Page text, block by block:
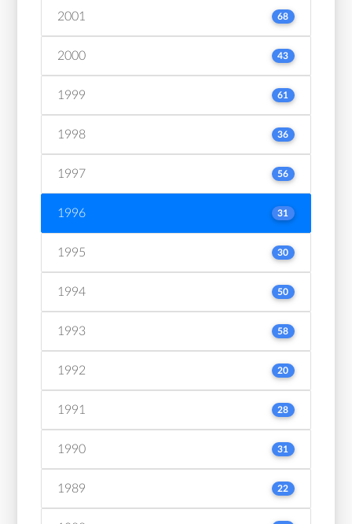
2001 68
2000 43
1999 61
1998 36
1997 56
1996 31
1995 30
1994 50
1993 58
1992 20
1991 28
1990 31
1989 22